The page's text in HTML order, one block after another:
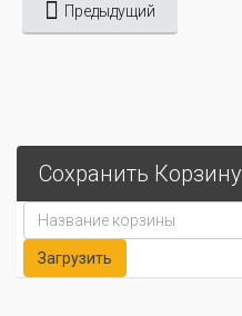
Предыдущий
Сохранить Корзину